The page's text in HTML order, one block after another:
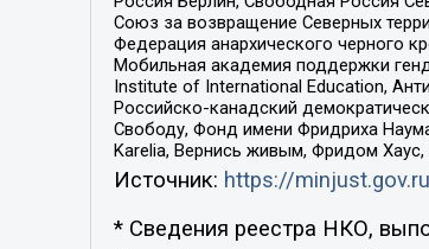
Союз за возвращение Северных
Федерация анархического черного
Мобильная академия поддержки
Institute of International Education,
Российско-канадский
Свободу, Фонд имени Фридриха
Karelia, Вернись живым, Фридом
Источник: https://
* Сведения реестра НКО,